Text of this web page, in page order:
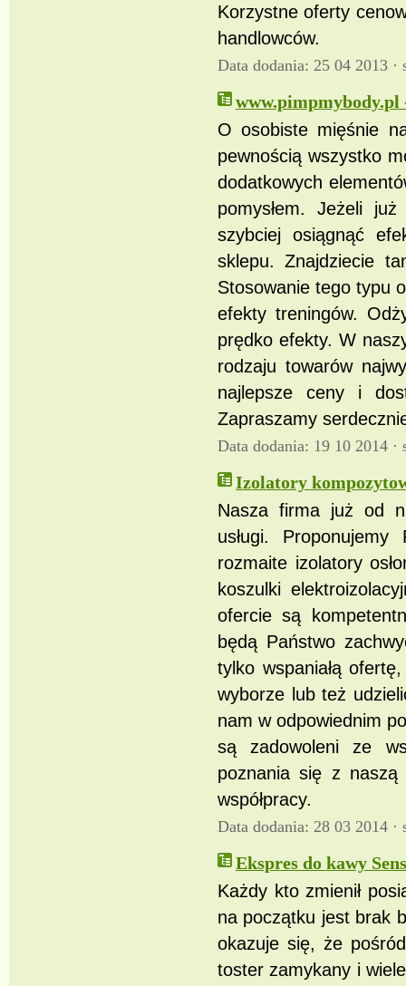
Korzystne oferty
handlowców.
Data dodania: 25 04 2013 ·
www.pimpmybody.pl
O osobiste mięśnie
pewnością wszystko
dodatkowych
pomysłem. Jeżeli
szybciej osiągnąć
sklepu. Znajdziecie
Stosowanie tego typu
efekty treningów.
prędko efekty. W
rodzaju towarów
najlepsze ceny i
Zapraszamy
Data dodania: 19 10 2014 ·
Izolatory
Nasza firma już od
usługi.
rozmaite izolatory
koszulki
ofercie są
będą Państwo
tylko wspaniałą
wyborze lub też
nam w odpowiednim
są zadowoleni ze
poznania się z naszą
współpracy.
Data dodania: 28 03 2014 ·
Ekspres do kawy
Każdy kto zmienił
na początku jest brak
okazuje się, że
toster zamykany i